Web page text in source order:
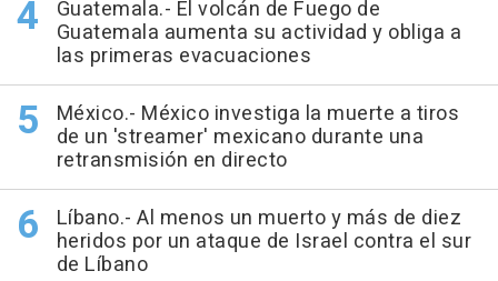
Guatemala.- El volcán de Fuego de
Guatemala aumenta su actividad y obliga a
las primeras evacuaciones
México.- México investiga la muerte a tiros
de un 'streamer' mexicano durante una
retransmisión en directo
Líbano.- Al menos un muerto y más de diez
heridos por un ataque de Israel contra el sur
de Líbano